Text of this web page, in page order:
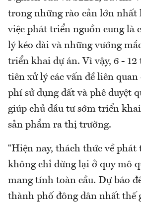
trong những rào cản lớn nhất
việc phát triển nguồn cung là
lý kéo dài và những vướng
triển khai dự án. Vì vậy, 6 -
tiên xử lý các vấn đề liên
phí sử dụng đất và phê duyệt
giúp chủ đầu tư sớm triển
sản phẩm ra thị trường.
“Hiện nay, thách thức về phát
không chỉ dừng lại ở quy mô
mang tính toàn cầu. Dự báo
thành phố đông dân nhất thế